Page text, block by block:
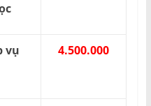
vụ
4.500.000